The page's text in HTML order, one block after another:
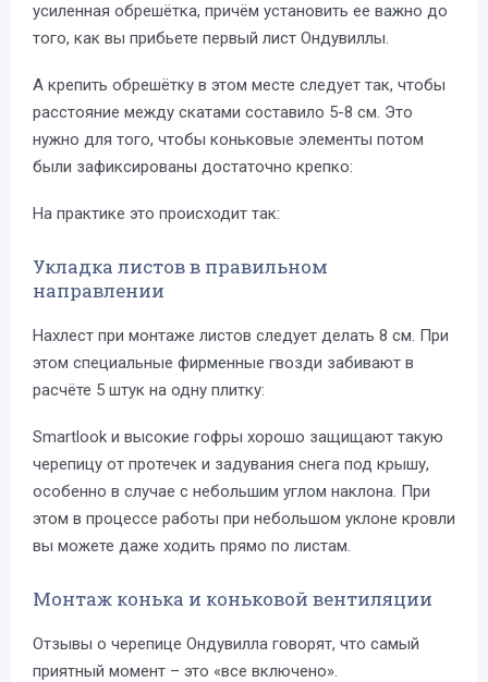
усиленная обрешётка, причём установить ее важно до
того, как вы прибьете первый лист Ондувиллы.
А крепить обрешётку в этом месте следует так, чтобы
расстояние между скатами составило 5-8 см. Это
нужно для того, чтобы коньковые элементы потом
были зафиксированы достаточно крепко:
На практике это происходит так:
Укладка листов в правильном
направлении
Нахлест при монтаже листов следует делать 8 см. При
этом специальные фирменные гвозди забивают в
расчёте 5 штук на одну плитку:
Smartlook и высокие гофры хорошо защищают такую
черепицу от протечек и задувания снега под крышу,
особенно в случае с небольшим углом наклона. При
этом в процессе работы при небольшом уклоне кровли
вы можете даже ходить прямо по листам.
Монтаж конька и коньковой вентиляции
Отзывы о черепице Ондувилла говорят, что самый
приятный момент – это «все включено».